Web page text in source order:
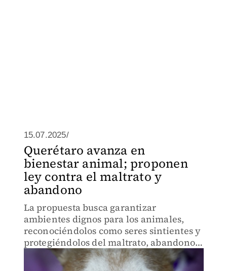
15.07.2025/
Querétaro avanza en
bienestar animal; proponen
ley contra el maltrato y
abandono
La propuesta busca garantizar
ambientes dignos para los animales,
reconociéndolos como seres sintientes y
protegiéndolos del maltrato, abandono y
crueldad.